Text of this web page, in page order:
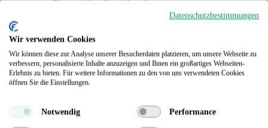
Bitte melden Sie sich an!
Datenschutzbestimmungen
Wir verwenden Cookies
Wir können diese zur Analyse unserer Besucherdaten platzieren, um unsere Webseite zu
verbessern, personalisierte Inhalte anzuzeigen und Ihnen ein großartiges Webseiten-
Erlebnis zu bieten. Für weitere Informationen zu den von uns verwendeten Cookies
öffnen Sie die Einstellungen.
Notwendig Performance